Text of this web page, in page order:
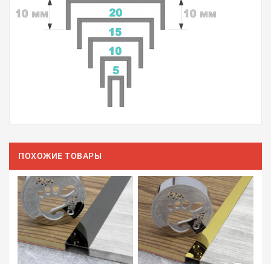
ПОХОЖИЕ ТОВАРЫ